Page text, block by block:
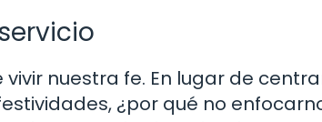
nuestra fe. En lugar de
¿por qué no